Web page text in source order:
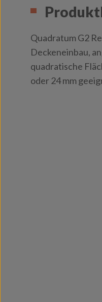
Quadratum G2
Deckeneinbau,
quadratische
oder 24 mm